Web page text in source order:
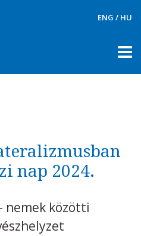
ENG / HU
nap 2024.
nemek közötti